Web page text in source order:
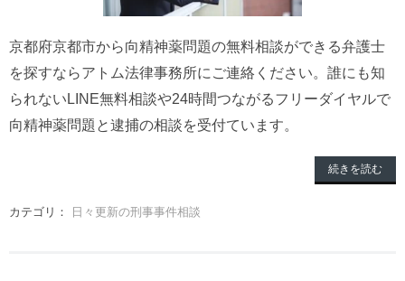
京都府京都市から向精神薬問題の無料相談ができる弁護士
を探すならアトム法律事務所にご連絡ください。誰にも知
られないLINE無料相談や24時間つながるフリーダイヤルで
向精神薬問題と逮捕の相談を受付ています。
続きを読む
カテゴリ： 日々更新の刑事事件相談